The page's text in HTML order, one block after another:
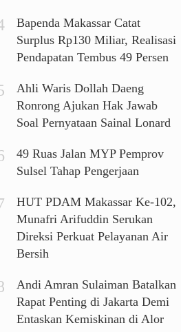
Bapenda Makassar Catat
Surplus Rp130 Miliar, Realisasi
Pendapatan Tembus 49 Persen
Ahli Waris Dollah Daeng
Ronrong Ajukan Hak Jawab
Soal Pernyataan Sainal Lonard
49 Ruas Jalan MYP Pemprov
Sulsel Tahap Pengerjaan
HUT PDAM Makassar Ke-102,
Munafri Arifuddin Serukan
Direksi Perkuat Pelayanan Air
Bersih
Andi Amran Sulaiman Batalkan
Rapat Penting di Jakarta Demi
Entaskan Kemiskinan di Alor